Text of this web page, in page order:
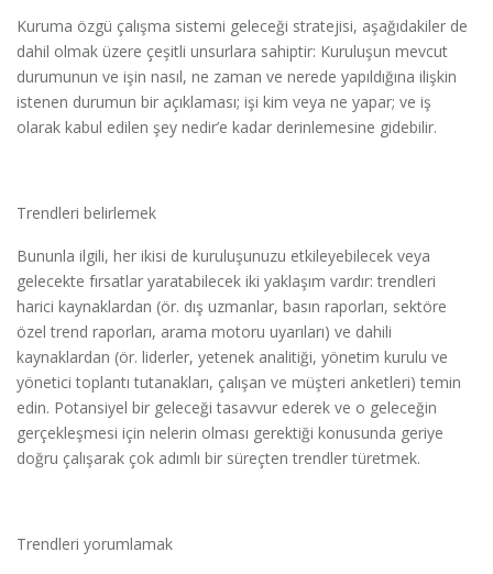
Kuruma özgü çalışma sistemi geleceği stratejisi, aşağıdakiler de
dahil olmak üzere çeşitli unsurlara sahiptir: Kuruluşun mevcut
durumunun ve işin nasıl, ne zaman ve nerede yapıldığına ilişkin
istenen durumun bir açıklaması; işi kim veya ne yapar; ve iş
olarak kabul edilen şey nedir’e kadar derinlemesine gidebilir.
Trendleri belirlemek
Bununla ilgili, her ikisi de kuruluşunuzu etkileyebilecek veya
gelecekte fırsatlar yaratabilecek iki yaklaşım vardır: trendleri
harici kaynaklardan (ör. dış uzmanlar, basın raporları, sektöre
özel trend raporları, arama motoru uyarıları) ve dahili
kaynaklardan (ör. liderler, yetenek analitiği, yönetim kurulu ve
yönetici toplantı tutanakları, çalışan ve müşteri anketleri) temin
edin. Potansiyel bir geleceği tasavvur ederek ve o geleceğin
gerçekleşmesi için nelerin olması gerektiği konusunda geriye
doğru çalışarak çok adımlı bir süreçten trendler türetmek.
Trendleri yorumlamak